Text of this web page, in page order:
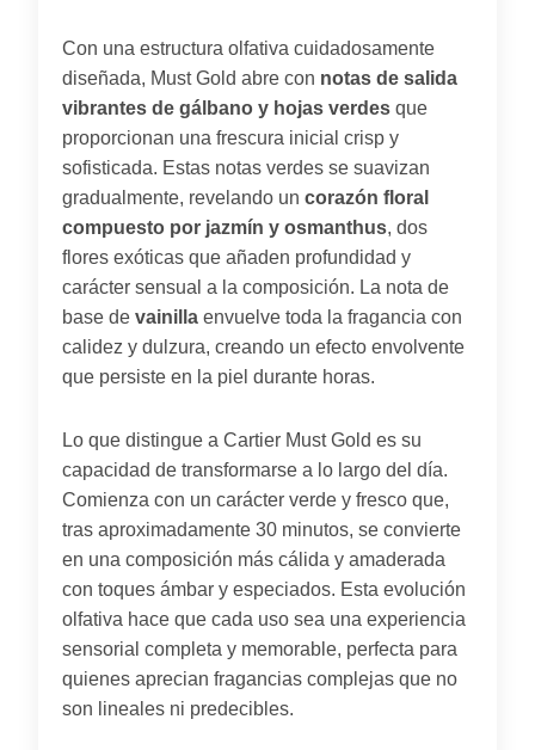
Con una estructura olfativa cuidadosamente
diseñada, Must Gold abre con notas de salida
vibrantes de gálbano y hojas verdes que
proporcionan una frescura inicial crisp y
sofisticada. Estas notas verdes se suavizan
gradualmente, revelando un corazón floral
compuesto por jazmín y osmanthus, dos
flores exóticas que añaden profundidad y
carácter sensual a la composición. La nota de
base de vainilla envuelve toda la fragancia con
calidez y dulzura, creando un efecto envolvente
que persiste en la piel durante horas.
Lo que distingue a Cartier Must Gold es su
capacidad de transformarse a lo largo del día.
Comienza con un carácter verde y fresco que,
tras aproximadamente 30 minutos, se convierte
en una composición más cálida y amaderada
con toques ámbar y especiados. Esta evolución
olfativa hace que cada uso sea una experiencia
sensorial completa y memorable, perfecta para
quienes aprecian fragancias complejas que no
son lineales ni predecibles.